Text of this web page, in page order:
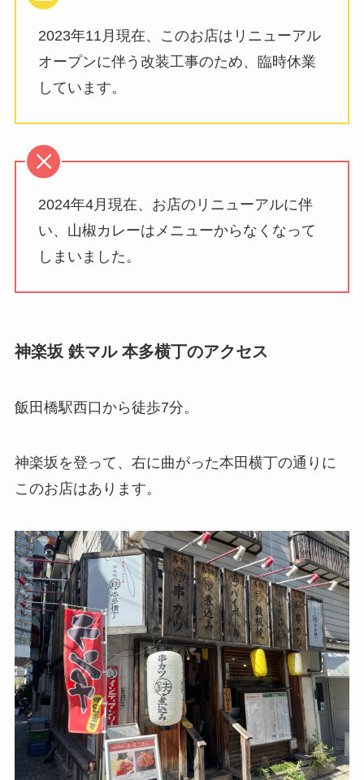
2023年11月現在、このお店はリニューアル
オープンに伴う改装工事のため、臨時休業
しています。
2024年4月現在、お店のリニューアルに伴
い、山椒カレーはメニューからなくなって
しまいました。
神楽坂 鉄マル 本多横丁のアクセス
飯田橋駅西口から徒歩7分。
神楽坂を登って、右に曲がった本田横丁の通りに
このお店はあります。